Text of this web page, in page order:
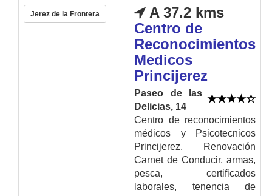
Jerez de la Frontera
A 37.2 kms
Centro de
Reconocimientos
Medicos
Princijerez
Paseo de las
Delicias, 14
Centro de reconocimientos
médicos y Psicotecnicos
Princijerez. Renovación
Carnet de Conducir, armas,
pesca, certificados
laborales, tenencia de